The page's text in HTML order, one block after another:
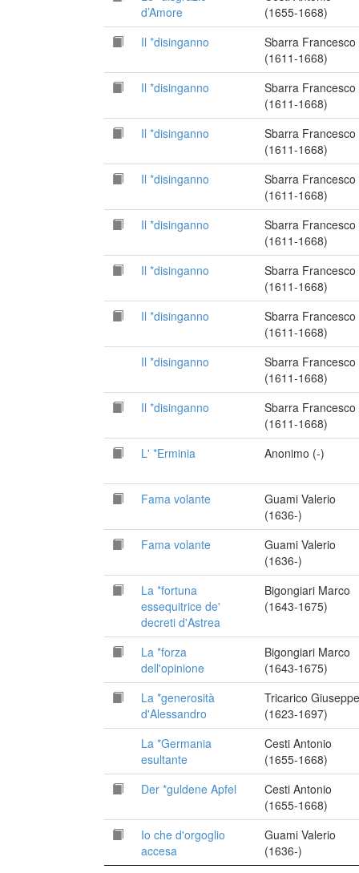
d’Amore
(1655-1668)
Il *disinganno
Sbarra Francesco
(1611-1668)
Il *disinganno
Sbarra Francesco
(1611-1668)
Il *disinganno
Sbarra Francesco
(1611-1668)
Il *disinganno
Sbarra Francesco
(1611-1668)
Il *disinganno
Sbarra Francesco
(1611-1668)
Il *disinganno
Sbarra Francesco
(1611-1668)
Il *disinganno
Sbarra Francesco
(1611-1668)
Il *disinganno
Sbarra Francesco
(1611-1668)
Il *disinganno
Sbarra Francesco
(1611-1668)
L' *Erminia
Anonimo (-)
Fama volante
Guami Valerio
(1636-)
Fama volante
Guami Valerio
(1636-)
La *fortuna
essequitrice de'
decreti d'Astrea
Bigongiari Marco
(1643-1675)
La *forza
dell'opinione
Bigongiari Marco
(1643-1675)
La *generosità
d'Alessandro
Tricarico Giuseppe
(1623-1697)
La *Germania
esultante
Cesti Antonio
(1655-1668)
Der *guldene Apfel
Cesti Antonio
(1655-1668)
Io che d'orgoglio
accesa
Guami Valerio
(1636-)